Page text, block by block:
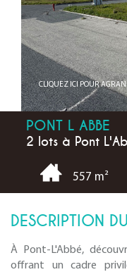
CLIQUEZ ICI POUR
PONT L ABBE
2 lots à Pont
557 m²
DESCRIPTION
À Pont-L'Abbé,
offrant un cadre